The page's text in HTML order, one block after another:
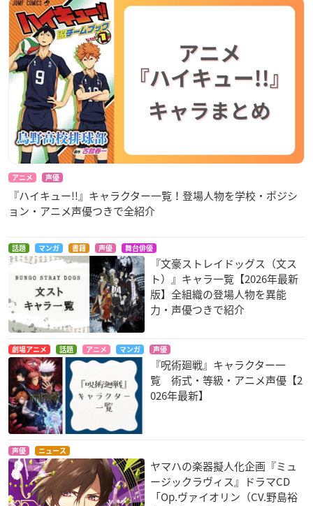
アニメ 声優
『ハイキュー!!』キャラクター一覧！登場人物を学校・ポジシ
ョン・アニメ声優つきで全紹介
話題 マンガ 書籍 声優 舞台俳優
『文豪ストレイドッグス（文ス
ト）』キャラ一覧【2026年最新
版】全組織の登場人物を異能
力・声優つきで紹介
劇場アニメ 話題 アニメ マンガ 声優
『呪術廻戦』キャラクター一
覧 術式・等級・アニメ声優【2
026年最新】
声優 ニュース
ヤマハの楽器擬人化企画『ミュ
ージックラヴィス』ドラマCD
「Op.ヴァイオリン（CV.野島裕